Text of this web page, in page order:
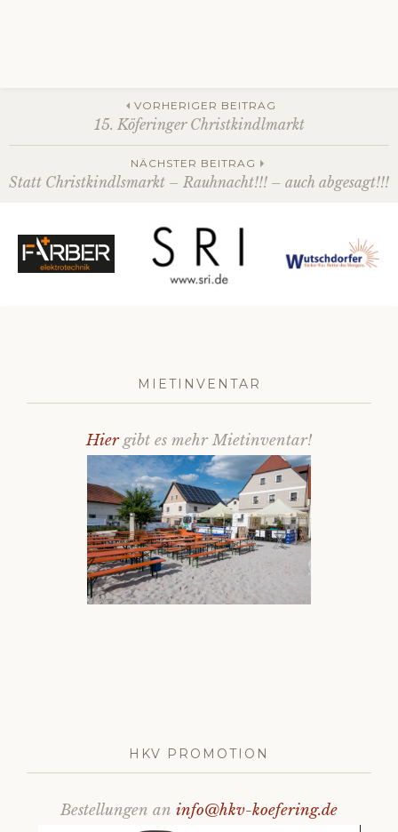
Beitrags-
Navigation
VORHERIGER BEITRAG
15. Köferinger Christkindlmarkt
NÄCHSTER BEITRAG
Statt Christkindlsmarkt – Rauhnacht!!! – auch abgesagt!!!
MIETINVENTAR
Hiergibt es mehr Mietinventar!
HKV PROMOTION
Bestellungen an info@hkv-koefering.de